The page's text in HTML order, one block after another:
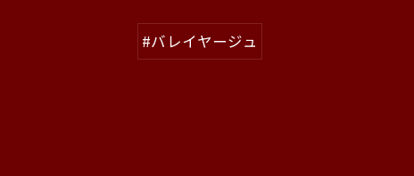
#バレイヤージュ